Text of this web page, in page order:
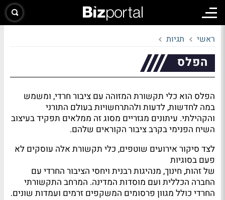
ראשי תגיות
הפלס
הפלס הוא כלי תקשורת המזוהה עם ציבור חרדי, ומשמש
במה לחדשות, לדעות ולהתרחשויות בעולם התורני
והקהילתי. עיתונים מגזריים מסוג זה ממלאים תפקיד בעיצוב
השיח הפנימי בקרב ציבור הקוראים שלהם.
לצד סיקור אירועים שוטפים, כלי תקשורת אלה עוסקים לא
פעם בסוגיות
של זהות, חינוך, מנהיגות רבנית ויחסי הציבור החרדי עם
החברה הכללית ועם מוסדות המדינה. המרחב התקשורתי
החרדי כולל מגוון פרסומים המשקפים זרמים ועמדות שונים.